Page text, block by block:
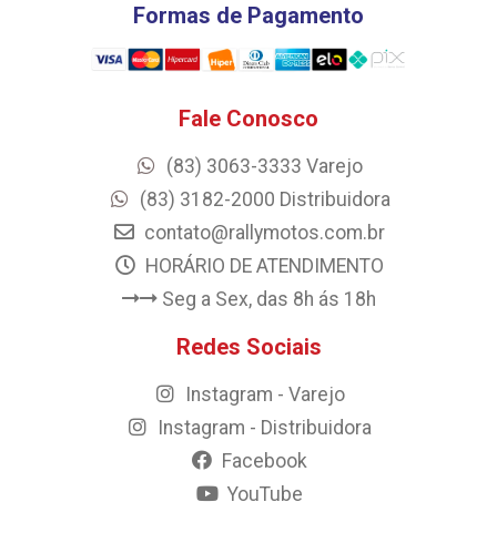
Formas de Pagamento
Fale Conosco
(83) 3063-3333 Varejo
(83) 3182-2000 Distribuidora
contato@rallymotos.com.br
HORÁRIO DE ATENDIMENTO
Seg a Sex, das 8h ás 18h
Redes Sociais
Instagram - Varejo
Instagram - Distribuidora
Facebook
YouTube